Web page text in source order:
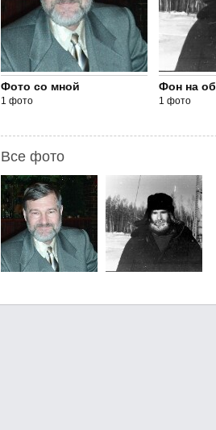
Фото со мной
1 фото
Фон на
1 фото
Все фото